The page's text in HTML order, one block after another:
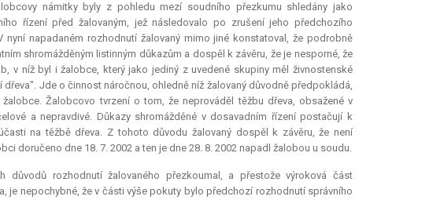
námitky byly z pohledu mezí soudního přezkumu shledány jako
řízení před žalovaným, jež následovalo po zrušení jeho předchozího
napadaném rozhodnutí žalovaný mimo jiné konstatoval, že podrobně
shromážděným listinným důkazům a dospěl k závěru, že je nesporné, že
v níž byl i žalobce, který jako jediný z uvedené skupiny měl živnostenské
Jde o činnost náročnou, ohledně níž žalovaný důvodně předpokládá,
Žalobcovo tvrzení o tom, že neprováděl těžbu dřeva, obsažené v
a nepravdivé. Důkazy shromážděné v dosavadním řízení postačují k
na těžbě dřeva. Z tohoto důvodu žalovaný dospěl k závěru, že není
doručeno dne 18. 7. 2002 a ten je dne 28. 8. 2002 napadl žalobou u soudu.
důvodů rozhodnutí žalovaného přezkoumal, a přestože výroková část
je nepochybné, že v části výše pokuty bylo předchozí rozhodnutí správního